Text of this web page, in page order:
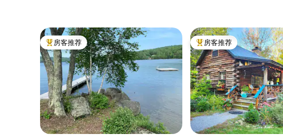
热门「房客推荐」
房客推荐 热门「房客推荐」
房客推荐